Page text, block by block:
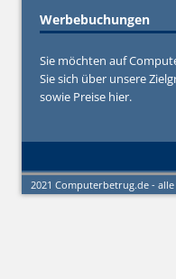
Werbebuchungen
Sie möchten auf
Sie sich über unsere
sowie Preise hier.
2021 Computerbetrug.de -